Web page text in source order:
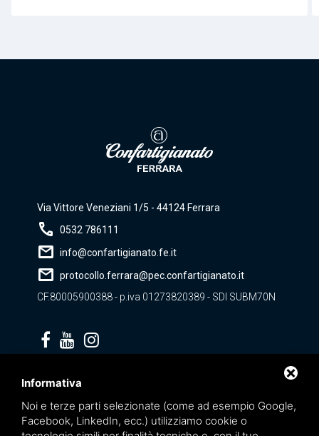
Via Vittore Veneziani 1/5 - 44124 Ferrara
call 0532 786111
mail info@confartigianato.fe.it
mail protocollo.ferrara@pec.confartigianato.it
CF.80005900388 - p.iva 01273820389 - SDI SUBM70N
Informativa
Noi e terze parti selezionate (come ad esempio Google,
Facebook, LinkedIn, ecc.) utilizziamo cookie o